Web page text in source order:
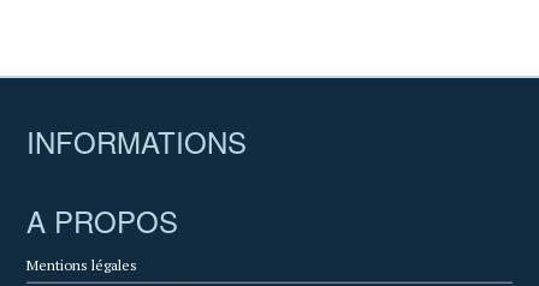
INFORMATIONS
A PROPOS
Mentions légales